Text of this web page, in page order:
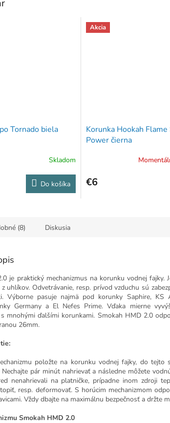
Tornado biela
Skladom
Do košíka
Akcia
Korunka Hookah
Power čierna
€6
(8) Diskusia
je praktický mechanizmus na korunku vodnej fajky.
uhlíkov. Odvetrávanie, resp. prívod vzduchu sú
Výborne pasuje najmä pod korunky Saphire,
Germany a El Nefes Prime. Vďaka mierne
mnohými ďalšími korunkami. Smokah HMD 2.0
26mm.
položte na korunku vodnej fajky, do tejto
pár minút nahrievať a následne môžete
nenahrievali na platničke, prípadne inom zdroji
resp. deformovať. S horúcim mechanizmom
Vždy dbajte na maximálnu bezpečnosť a držte
Smokah HMD 2.0